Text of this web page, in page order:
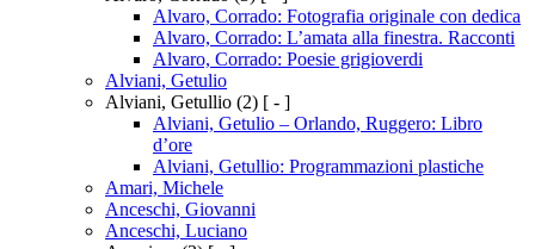
Alvaro, Corrado: Fotografia originale con dedica
Alvaro, Corrado: L’amata alla finestra. Racconti
Alvaro, Corrado: Poesie grigioverdi
Alviani, Getulio
Alviani, Getullio (2) [ - ]
Alviani, Getulio – Orlando, Ruggero: Libro
d’ore
Alviani, Getullio: Programmazioni plastiche
Amari, Michele
Anceschi, Giovanni
Anceschi, Luciano